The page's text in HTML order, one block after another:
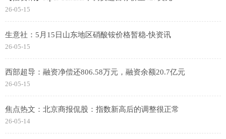
26-05-15
生意社：5月15日山东地区硝酸铵价格暂稳-快资讯
26-05-15
西部超导：融资净偿还806.58万元，融资余额20.7亿元
26-05-15
焦点热文：北京商报侃股：指数新高后的调整很正常
26-05-14